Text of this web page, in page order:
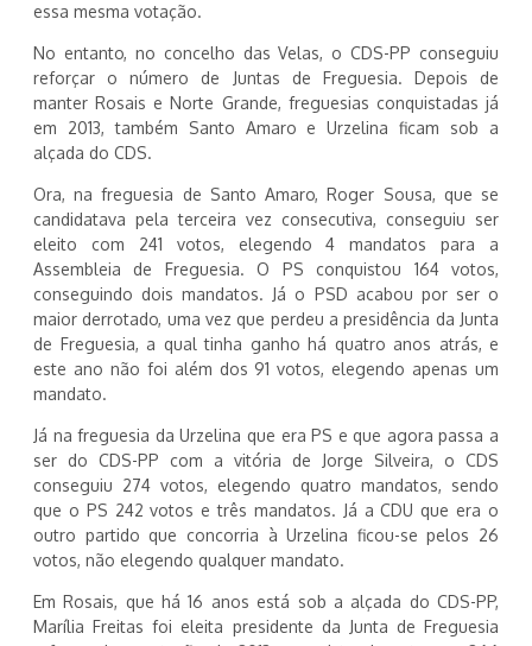
essa mesma votação.
No entanto, no concelho das Velas, o CDS-PP conseguiu
reforçar o número de Juntas de Freguesia. Depois de
manter Rosais e Norte Grande, freguesias conquistadas já
em 2013, também Santo Amaro e Urzelina ficam sob a
alçada do CDS.
Ora, na freguesia de Santo Amaro, Roger Sousa, que se
candidatava pela terceira vez consecutiva, conseguiu ser
eleito com 241 votos, elegendo 4 mandatos para a
Assembleia de Freguesia. O PS conquistou 164 votos,
conseguindo dois mandatos. Já o PSD acabou por ser o
maior derrotado, uma vez que perdeu a presidência da Junta
de Freguesia, a qual tinha ganho há quatro anos atrás, e
este ano não foi além dos 91 votos, elegendo apenas um
mandato.
Já na freguesia da Urzelina que era PS e que agora passa a
ser do CDS-PP com a vitória de Jorge Silveira, o CDS
conseguiu 274 votos, elegendo quatro mandatos, sendo
que o PS 242 votos e três mandatos. Já a CDU que era o
outro partido que concorria à Urzelina ficou-se pelos 26
votos, não elegendo qualquer mandato.
Em Rosais, que há 16 anos está sob a alçada do CDS-PP,
Marília Freitas foi eleita presidente da Junta de Freguesia